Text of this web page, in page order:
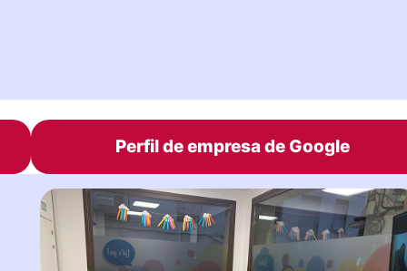
Perfil de empresa de Google